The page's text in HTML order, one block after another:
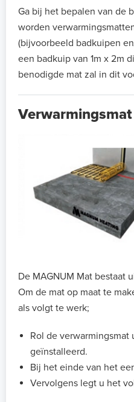
Ga bij het bepalen van de
worden
(bijvoorbeeld badkuipen
een badkuip van 1m x 2m
benodigde mat zal in dit
De MAGNUM Mat bestaat
Om de mat op maat te
als volgt te werk;
Rol de
geïnstalleerd.
Bij het einde van het
Vervolgens legt u het